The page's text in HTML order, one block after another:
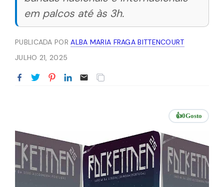
em palcos até às 3h.
PUBLICADA PORALBA MARIA FRAGA BITTENCOURT
JULHO 21, 2025
👍0Gosto